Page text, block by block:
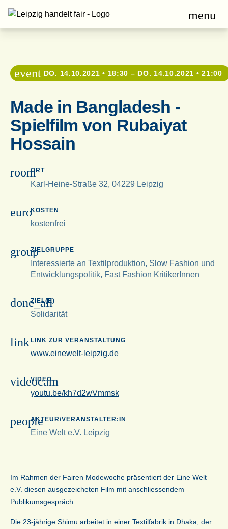
menu
event DO. 14.10.2021 • 18:30 – DO. 14.10.2021 • 21:00
Made in Bangladesh -
Spielfilm von Rubaiyat
Hossain
roomORT
Karl-Heine-Straße 32, 04229 Leipzig
euroKOSTEN
kostenfrei
groupZIELGRUPPE
Interessierte an Textilproduktion, Slow Fashion und
Entwicklungspolitik, Fast Fashion KritikerInnen
done_all
ZIEL(E)
Solidarität
linkLINK ZUR VERANSTALTUNG
www.einewelt-leipzig.de
videocam
VIDEO
youtu.be/kh7d2wVmmsk
peopleAKTEUR/VERANSTALTER:IN
Eine Welt e.V. Leipzig
Im Rahmen der Fairen Modewoche präsentiert der Eine Welt
e.V. diesen ausgezeicheten Film mit anschliessendem
Publikumsgespräch.
Die 23-jährige Shimu arbeitet in einer Textilfabrik in Dhaka, der